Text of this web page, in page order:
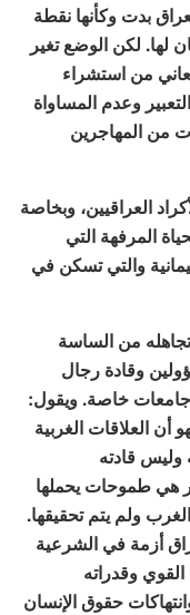
بدت وكأنها نقطة
لها. لكن الوضع تغير
من استشراء
وعدم المساواة
من المهاجرين
العراقيين، وبخاصة
المرفهة التي
والتي تسكن في
من الساسة
وقادة رجال
جامعات خاصة. ويقول:
أن العلاقات الغربية
قادته
هي طموحات يحملها
ولم يتم تحقيقها.
أزمة في الشرعية
وقدراته
حقوق الإنسان